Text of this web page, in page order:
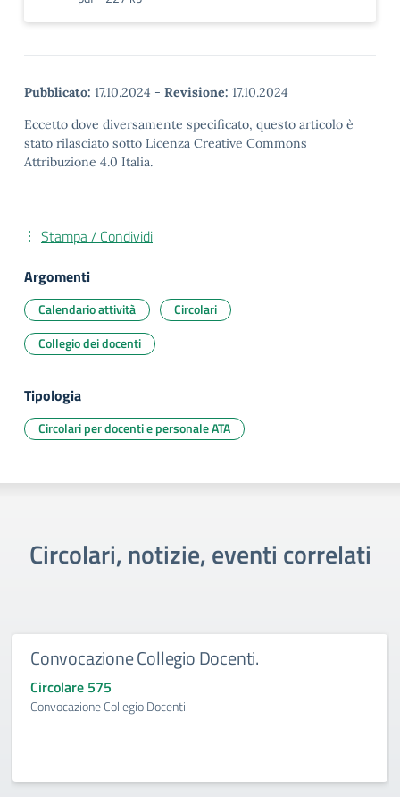
Pubblicato: 17.10.2024 - Revisione: 17.10.2024
Eccetto dove diversamente specificato, questo articolo è
stato rilasciato sotto Licenza Creative Commons
Attribuzione 4.0 Italia.
Stampa / Condividi
Argomenti
Calendario attività
Circolari
Collegio dei docenti
Tipologia
Circolari per docenti e personale ATA
Circolari, notizie, eventi correlati
Convocazione Collegio Docenti.
Circolare 575
Convocazione Collegio Docenti.